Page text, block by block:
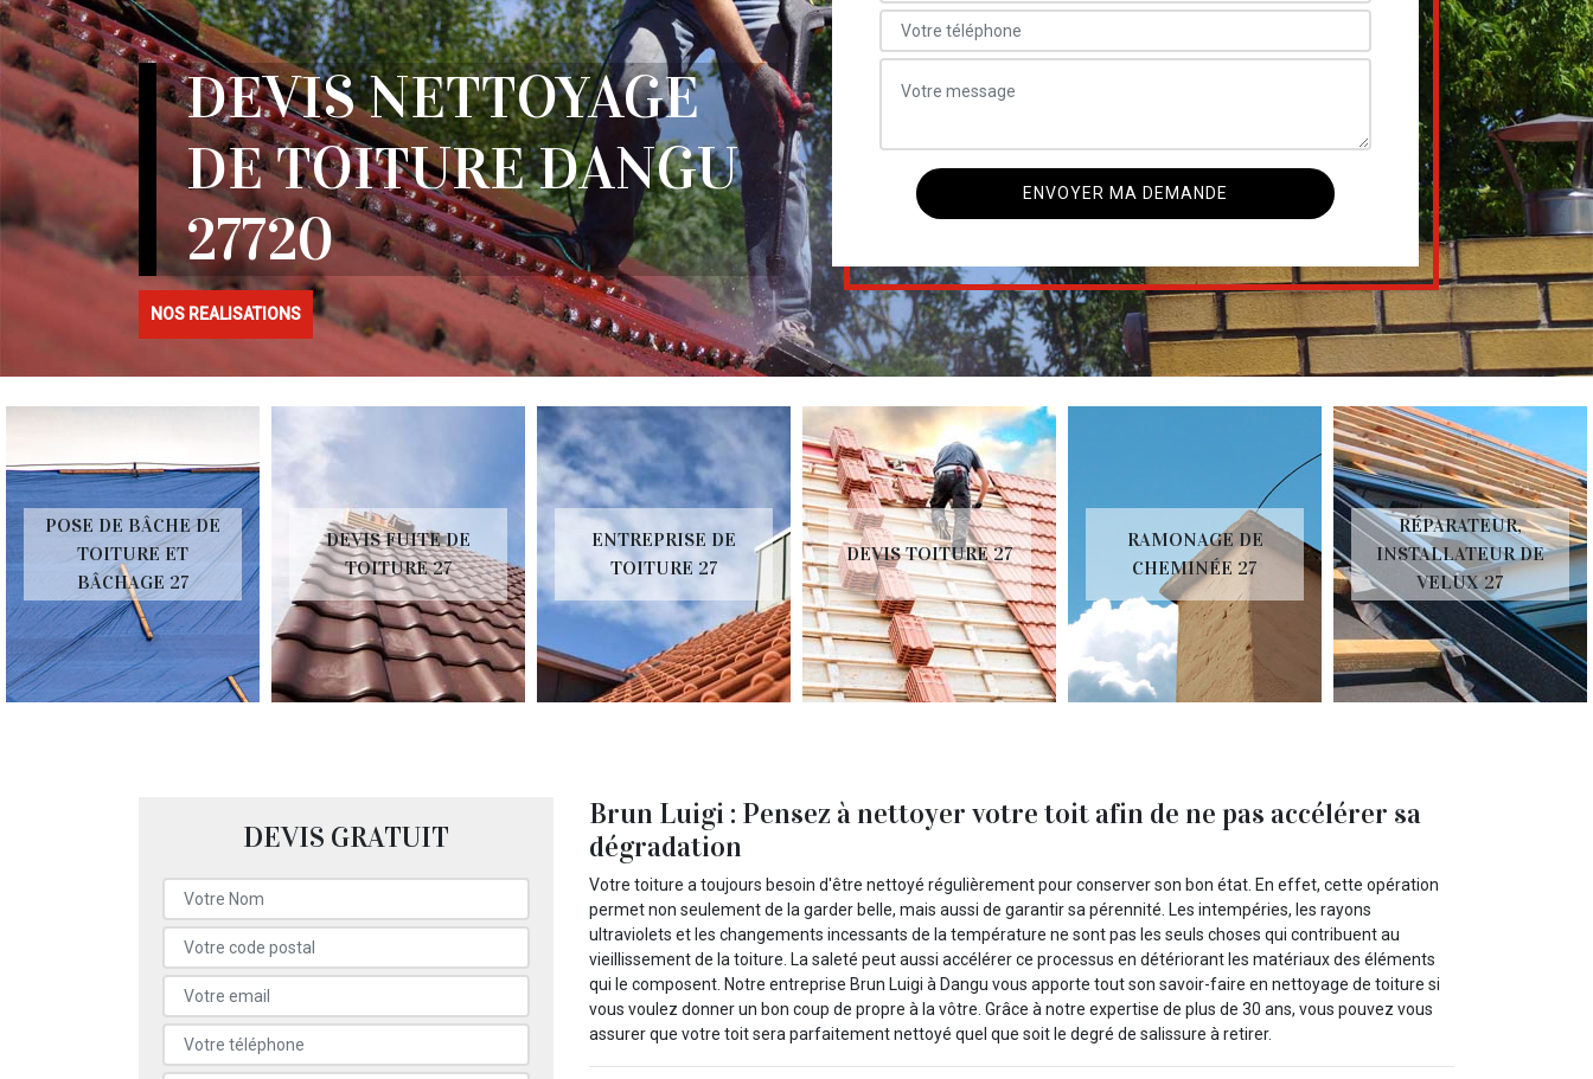
DEVIS NETTOYAGE
DE TOITURE DANGU
27720
NOS REALISATIONS
POSE DE BÂCHE DE
TOITURE ET
BÂCHAGE 27
DEVIS FUITE DE
TOITURE 27
ENTREPRISE DE
TOITURE 27
DEVIS TOITURE 27
RAMONAGE DE
CHEMINÉE 27
RÉPARATEUR,
INSTALLATEUR DE
VELUX 27
DEVIS GRATUIT
Brun Luigi : Pensez à nettoyer votre toit afin de ne pas accélérer sa
dégradation
Votre toiture a toujours besoin d'être nettoyé régulièrement pour conserver son bon état. En effet, cette opération
permet non seulement de la garder belle, mais aussi de garantir sa pérennité. Les intempéries, les rayons
ultraviolets et les changements incessants de la température ne sont pas les seuls choses qui contribuent au
vieillissement de la toiture. La saleté peut aussi accélérer ce processus en détériorant les matériaux des éléments
qui le composent. Notre entreprise Brun Luigi à Dangu vous apporte tout son savoir-faire en nettoyage de toiture si
vous voulez donner un bon coup de propre à la vôtre. Grâce à notre expertise de plus de 30 ans, vous pouvez vous
assurer que votre toit sera parfaitement nettoyé quel que soit le degré de salissure à retirer.